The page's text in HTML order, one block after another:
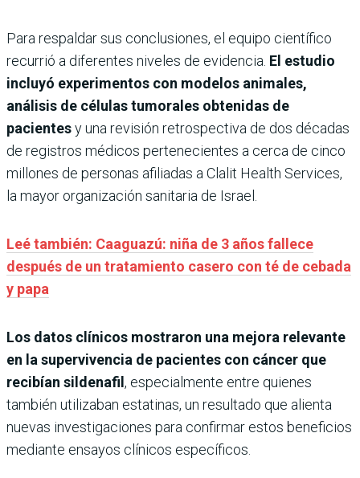
Para respaldar sus conclusiones, el equipo científico
recurrió a diferentes niveles de evidencia. El estudio
incluyó experimentos con modelos animales,
análisis de células tumorales obtenidas de
pacientesy una revisión retrospectiva de dos décadas
de registros médicos pertenecientes a cerca de cinco
millones de personas afiliadas a Clalit Health Services,
la mayor organización sanitaria de Israel.
Leé también: Caaguazú: niña de 3 años fallece
después de un tratamiento casero con té de cebada
y papa
Los datos clínicos mostraron una mejora relevante
en la supervivencia de pacientes con cáncer que
recibían sildenafil , especialmente entre quienes
también utilizaban estatinas, un resultado que alienta
nuevas investigaciones para confirmar estos beneficios
mediante ensayos clínicos específicos.